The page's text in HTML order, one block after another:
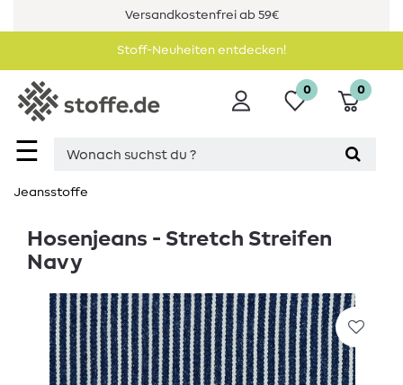
Versandkostenfrei ab 59€
Stoff-Neuheiten entdecken!
☰
0 0
Jeansstoffe
Hosenjeans - Stretch Streifen
Navy